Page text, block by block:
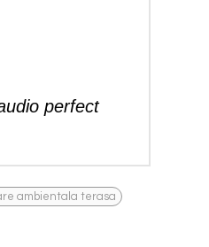
perfect
ambientala terasa ,